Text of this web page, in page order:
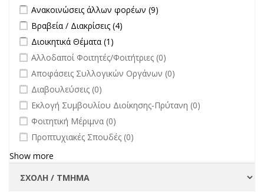
Apply Ανακοινώσεις άλλων φορέων filter
Ανακοινώσεις άλλων φορέων (9)
Apply Βραβεία / Διακρίσεις filter
Βραβεία / Διακρίσεις (4)
Apply Διοικητικά Θέματα filter
Διοικητικά Θέματα (1)
undefined
Αλλοδαποί Φοιτητές/Φοιτήτριες (0)
undefined
Αποφάσεις Συλλογικών Οργάνων (0)
undefined
Διαβουλεύσεις (0)
undefined
Εκλογή Συμβουλίου Διοίκησης-Πρύτανη (0)
undefined
Φοιτητική Μέριμνα (0)
undefined
Προπτυχιακές Σπουδές (0)
Show more